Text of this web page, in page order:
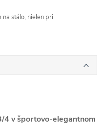
stálo, nielen pri
4 v športovo-elegantnom